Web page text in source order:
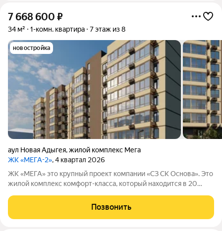
7 668 600 ₽
34 м² 1-комн. квартира 7 этаж из 8
новостройка
аул Новая Адыгея,жилой комплекс Мега
ЖК «МЕГА-2», 4 квартал 2026
ЖК «МЕГА» это крупный проект компании «СЗ СК Основа». Это
жилой комплекс комфорт-класса, который находится в 20
Позвонить